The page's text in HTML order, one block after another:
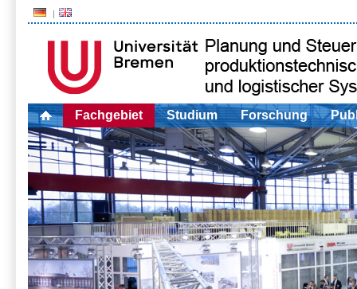
Fachgebiet Studium Forschung